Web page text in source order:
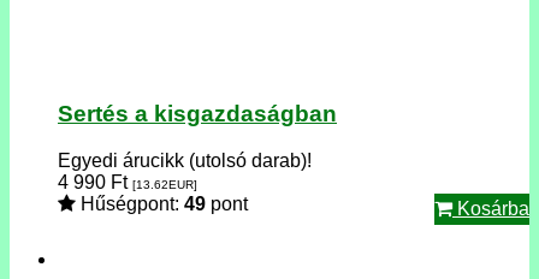
Sertés a kisgazdaságban
Egyedi árucikk (utolsó darab)!
4 990 Ft [13.62EUR]
Hűségpont: 49 pont Kosárba